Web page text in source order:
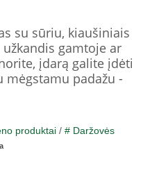
su sūriu, kiaušiniais
gamtoje ar
įdarą galite įdėti
mėgstamu padažu -
produktai / # Daržovės